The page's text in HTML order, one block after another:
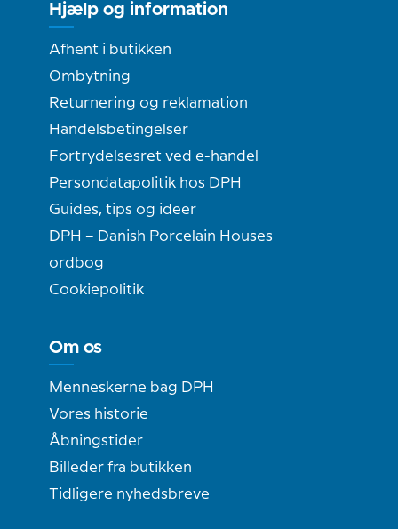
Hjælp og information
Afhent i butikken
Ombytning
Returnering og reklamation
Handelsbetingelser
Fortrydelsesret ved e-handel
Persondatapolitik hos DPH
Guides, tips og ideer
DPH – Danish Porcelain Houses
ordbog
Cookiepolitik
Om os
Menneskerne bag DPH
Vores historie
Åbningstider
Billeder fra butikken
Tidligere nyhedsbreve